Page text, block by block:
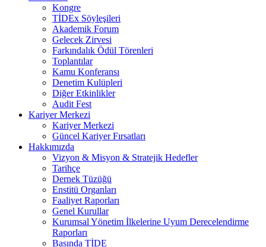
Kongre
TİDEx Söyleşileri
Akademik Forum
Gelecek Zirvesi
Farkındalık Ödül Törenleri
Toplantılar
Kamu Konferansı
Denetim Kulüpleri
Diğer Etkinlikler
Audit Fest
Kariyer Merkezi
Kariyer Merkezi
Güncel Kariyer Fırsatları
Hakkımızda
Vizyon & Misyon & Stratejik Hedefler
Tarihçe
Dernek Tüzüğü
Enstitü Organları
Faaliyet Raporları
Genel Kurullar
Kurumsal Yönetim İlkelerine Uyum Derecelendirme
Raporları
Basında TİDE